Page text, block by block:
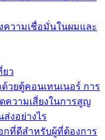
ความเชื่อมั่นในผมและ
ยว
วยตู้คอนเทนเนอร์ การ
ความเสี่ยงในการสูญ
งอย่างไร
อกที่ดีสำหรับผู้ที่ต้องการ